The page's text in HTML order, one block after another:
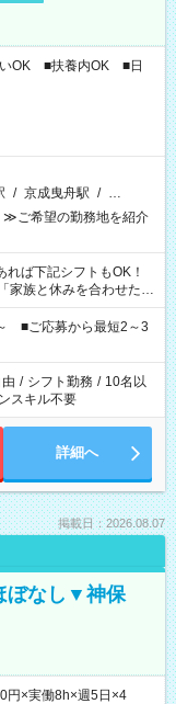
OK ■扶養内OK ■日
/ 京成曳舟駅 / …
ご希望の勤務地を紹介
」 「できれば残業はし
ワーク希望
間と、もう1つのお仕事
合は応募できません。
■ご応募から最短2～3
/ シフト勤務 / 10名以
スキル不要
詳細へ
掲載日：2026.08.07
ぼなし▼神保
×実働8h×週5日×4